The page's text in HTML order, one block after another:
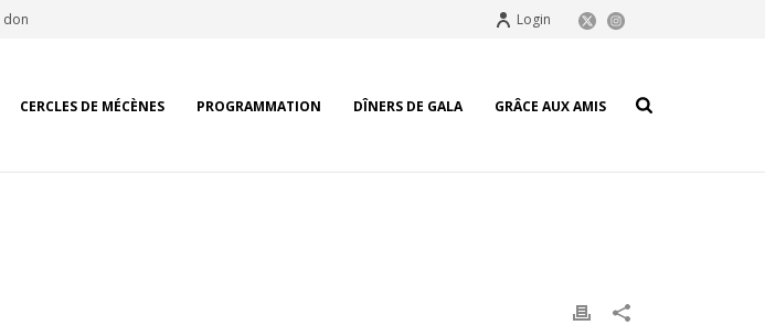
don Login
CERCLES DE MÉCÈNES PROGRAMMATION DÎNERS DE GALA GRÂCE AUX AMIS